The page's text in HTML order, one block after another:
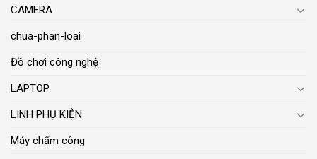
CAMERA
chua-phan-loai
Đồ chơi công nghệ
LAPTOP
LINH PHỤ KIỆN
Máy chấm công